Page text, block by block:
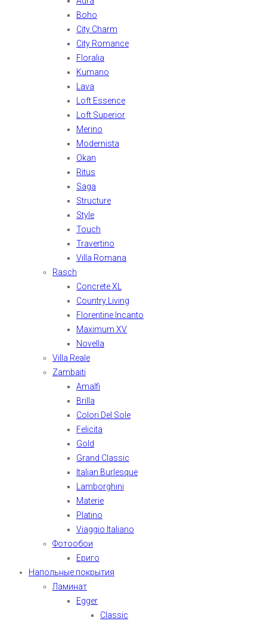
Boho
City Charm
City Romance
Floralia
Kumano
Lava
Loft Essence
Loft Superior
Merino
Modernista
Okan
Ritus
Saga
Structure
Style
Touch
Travertino
Villa Romana
Rasch
Concrete XL
Country Living
Florentine Incanto
Maximum XV
Novella
Villa Reale
Zambaiti
Amalfi
Brilla
Colori Del Sole
Felicita
Gold
Grand Classic
Italian Burlesque
Lamborghini
Materie
Platino
Viaggio Italiano
Фотообои
Ериго
Напольные покрытия
Ламинат
Egger
Classic